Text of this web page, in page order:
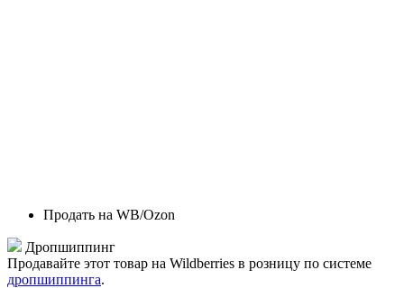
Продать на WB/Ozon
Дропшиппинг
Продавайте этот товар на Wildberries в розницу по системе
дропшиппинга.